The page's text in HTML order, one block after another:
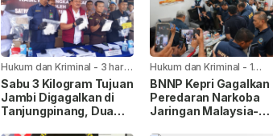
Hukum dan Kriminal - 3 hari
yang lalu
Sabu 3 Kilogram Tujuan
Jambi Digagalkan di
Tanjungpinang, Dua
Hukum dan Kriminal - 1
minggu yang lalu
BNNP Kepri Gagalkan
Peredaran Narkoba
Jaringan Malaysia-